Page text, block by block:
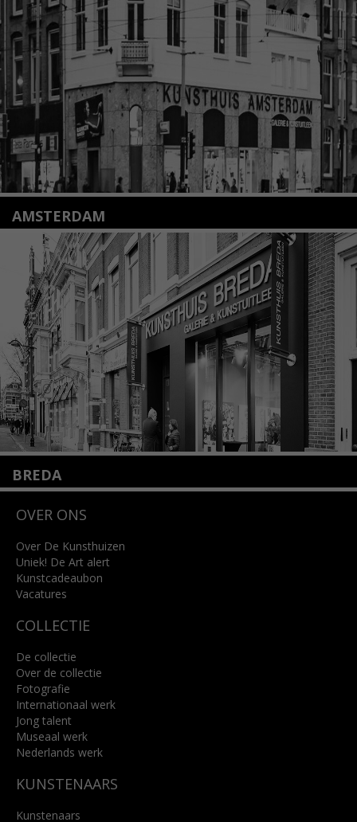
+31(0)71 – 52 84 480
info@kunsthuisleiden.nl
Lees meer
AMSTERDAM
Amstelveenseweg 135
1075 VX Amsterdam
+31 (0)20 2332546
info@kunsthuisamsterdam.nl
Lees meer
BREDA
4818 SB Breda
info@kunsthuisbreda.nl
Lees meer
OVER ONS
Over De Kunsthuizen
Uniek! De Art alert
Kunstcadeaubon
Vacatures
COLLECTIE
De collectie
Over de collectie
Fotografie
Internationaal werk
Jong talent
Museaal werk
Nederlands werk
KUNSTENAARS
Kunstenaars